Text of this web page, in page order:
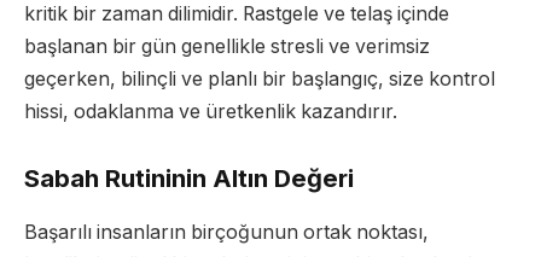
kritik bir zaman dilimidir. Rastgele ve telaş içinde
başlanan bir gün genellikle stresli ve verimsiz
geçerken, bilinçli ve planlı bir başlangıç, size kontrol
hissi, odaklanma ve üretkenlik kazandırır.
Sabah Rutininin Altın Değeri
Başarılı insanların birçoğunun ortak noktası,